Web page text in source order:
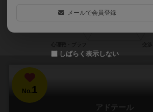
No.1
アドテール
メールで会員登録
しばらく表示しない